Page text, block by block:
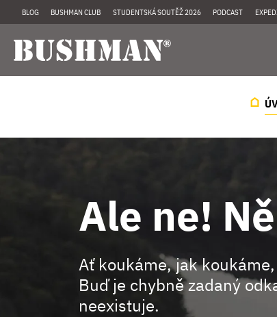
BLOG BUSHMAN CLUB STUDENTSKÁ SOUTĚŽ 2026 PODCAST
Ale ne!
Ať koukáme, jak
Buď je chybně zadaný
neexistuje.